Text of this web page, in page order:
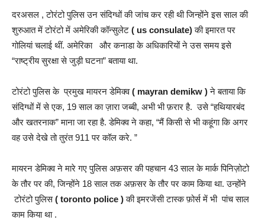
दरअसल , टोरंटो पुलिस उन संदिग्धों की जांच कर रही थी जिन्होंने इस साल की
शुरुआत में टोरंटो में अमेरिकी कॉन्सुलेट ( us consulate)की इमारत पर
गोलियां चलाई थीं. अमेरिका और कनाडा के अधिकारियों ने उस समय इसे
“राष्ट्रीय सुरक्षा से जुड़ी घटना” बताया था.
टोरंटो पुलिस के प्रमुख मायरन डेमिक्व( mayran demikw )ने बताया कि
संदिग्धों में से एक, 19 साल का ज़ारा जब्बी, अभी भी फ़रार है. उसे “हथियारबंद
और खतरनाक” माना जा रहा है. डेमिक्व ने कहा, “मैं किसी से भी कहूंगा कि अगर
वह उसे देखे तो तुरंत 911 पर कॉल करे. ”
मायरन डेमिक्व ने मारे गए पुलिस अफ़सर की पहचान 43 साल के मार्क पिनिज़ोटो
के तौर पर की, जिन्होंने 18 साल तक अफ़सर के तौर पर काम किया था. उन्होंने
टोरंटो पुलिस( toronto police )की इमरजेंसी टास्क फ़ोर्स में भी पांच साल
काम किया था .